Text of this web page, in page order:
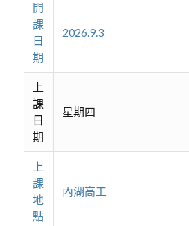
開
課
日
期
2026.9.3
上
課
日
期
星期四
上
課
地
點
內湖高工